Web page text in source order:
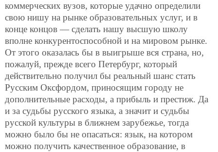
коммерческих вузов, которые удачно определили
свою нишу на рынке образовательных услуг, и в
конце концов — сделать нашу высшую школу
вполне конкурентоспособной и на мировом рынке.
От этого оказалась бы в выигрыше вся страна, но,
пожалуй, прежде всего Петербург, который
действительно получил бы реальный шанс стать
Русским Оксфордом, приносящим городу не
дополнительные расходы, а прибыль и престиж. Да
и за судьбы русского языка, а значит и судьбы
русской культуры в ближнем зарубежье, тогда
можно было бы не опасаться: язык, на котором
можно получить качественное образование, в